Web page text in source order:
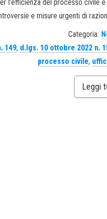
l’efficienza del processo civile
e misure urgenti di
Categoria:
149, d.lgs. 10 ottobre 2022 n.
processo civile,
Leggi